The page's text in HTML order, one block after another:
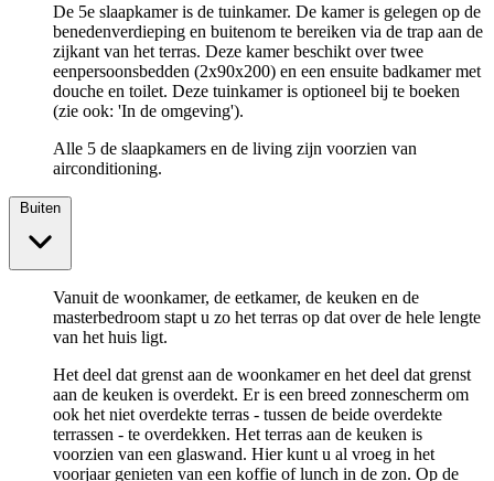
De 5e slaapkamer is de tuinkamer. De kamer is gelegen op de
benedenverdieping en buitenom te bereiken via de trap aan de
zijkant van het terras. Deze kamer beschikt over twee
eenpersoonsbedden (2x90x200) en een ensuite badkamer met
douche en toilet. Deze tuinkamer is optioneel bij te boeken
(zie ook: 'In de omgeving').
Alle 5 de slaapkamers en de living zijn voorzien van
airconditioning.
Vanuit de woonkamer, de eetkamer, de keuken en de
masterbedroom stapt u zo het terras op dat over de hele lengte
van het huis ligt.
Het deel dat grenst aan de woonkamer en het deel dat grenst
aan de keuken is overdekt. Er is een breed zonnescherm om
ook het niet overdekte terras - tussen de beide overdekte
terrassen - te overdekken. Het terras aan de keuken is
voorzien van een glaswand. Hier kunt u al vroeg in het
voorjaar genieten van een koffie of lunch in de zon. Op de